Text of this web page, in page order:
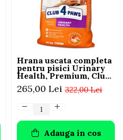
Hrana uscata completa
pentru pisici Urinary
Health, Premium, Club
4 Paws, 14 kg
322,00 Lei
265,00 Lei
Adauga in cos